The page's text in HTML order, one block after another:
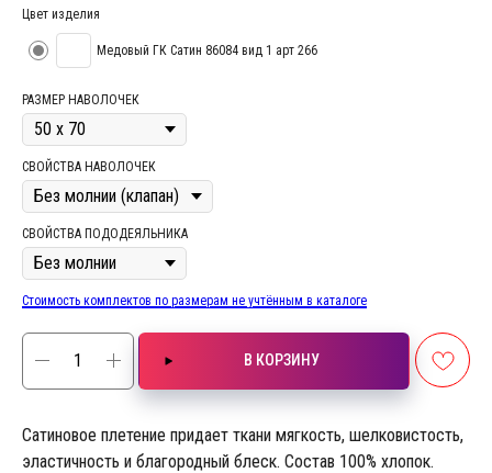
Цвет изделия
Медовый ГК Сатин 86084 вид 1 арт 266
РАЗМЕР НАВОЛОЧЕК
СВОЙСТВА НАВОЛОЧЕК
СВОЙСТВА ПОДОДЕЯЛЬНИКА
Стоимость комплектов по размерам не учтённым в каталоге
В КОРЗИНУ
Сатиновое плетение придает ткани мягкость, шелковистость,
эластичность и благородный блеск. Состав 100% хлопок.